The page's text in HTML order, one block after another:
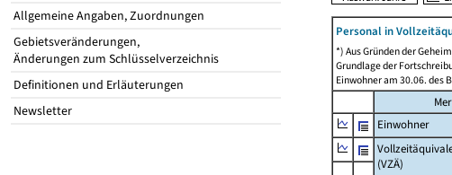
Allgemeine Angaben, Zuordnungen
Gebietsveränderungen,
Änderungen zum Schlüsselverzeichnis
Definitionen und Erläuterungen
Newsletter
Personal in
*) Aus Gründen der
Grundlage der
Einwohner am 30.06. des
Einwohner
(VZÄ)